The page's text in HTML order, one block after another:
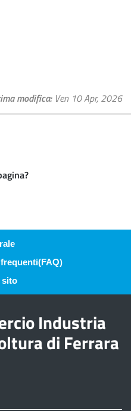
modifica Ven 10 Apr, 2026
sito
Industria
di Ferrara